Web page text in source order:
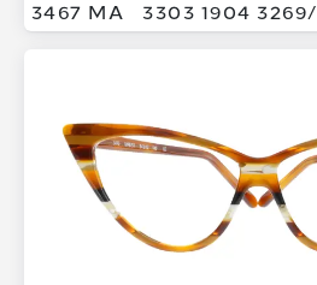
3467 MA 3303 1904 3269/